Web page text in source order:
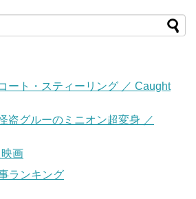
ート・スティーリング ／ Caught
盗グルーのミニオン超変身 ／
画
ランキング